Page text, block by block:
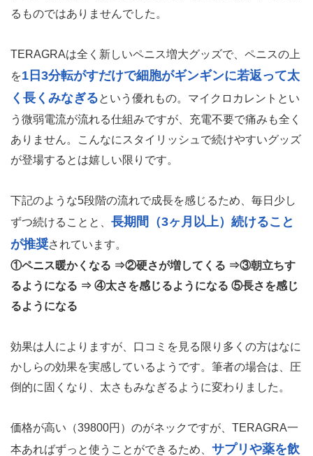
るものではありませんでした。
TERAGRAは全く新しいペニス増大グッズで、ペニスの上
を1日3分転がすだけで細胞がギンギンに若返って太
く長くみなぎるという優れもの。マイクロカレントとい
う微弱電流が流れる仕組みですが、充電不要で痛みも全く
ありません。こんなにスタイリッシュで続けやすいグッズ
が登場するとは嬉しい限りです。
下記のような5段階の流れで成長を感じるため、毎日少し
ずつ続けることと、 長期間（3ヶ月以上）続けること
が推奨されています。
①ペニス暖かくなる ⇒②硬さが増してくる ⇒③朝立ちす
るようになる ⇒ ④太さを感じるようになる ⑤長さを感じ
るようになる
効果は人によりますが、口コミを見る限り多くの方はなに
かしらの効果を実感しているようです。筆者の場合は、圧
倒的に固くなり、太さもみなぎるように変わりました。
価格が高い（39800円）のがネックですが、TERAGRA一
本あればずっと使うことができるため、 サプリや薬を飲